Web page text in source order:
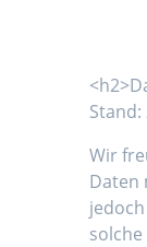
Stand:
Wir
Daten